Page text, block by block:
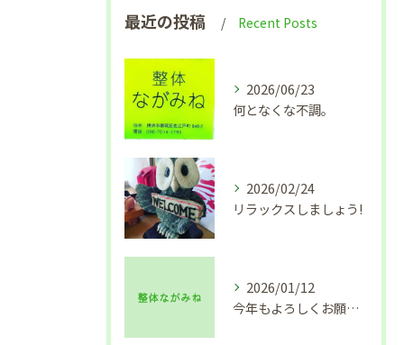
最近の投稿 Recent Posts
2026/06/23
何となくな不調。
2026/02/24
リラックスしましょう!
2026/01/12
今年もよろしくお願い致します🙇